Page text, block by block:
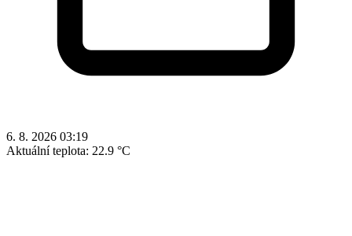
6. 8. 2026 03:19
Aktuální teplota: 22.9 °C